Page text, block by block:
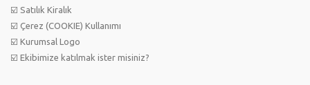
☑️ Satılık Kiralık
☑️ Çerez (COOKIE) Kullanımı
☑️ Kurumsal Logo
☑️ Ekibimize katılmak ister misiniz?